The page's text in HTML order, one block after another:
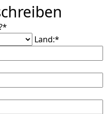
Land:*